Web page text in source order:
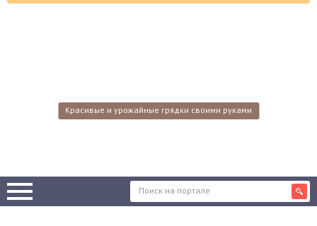
Красивые и урожайные грядки своими руками